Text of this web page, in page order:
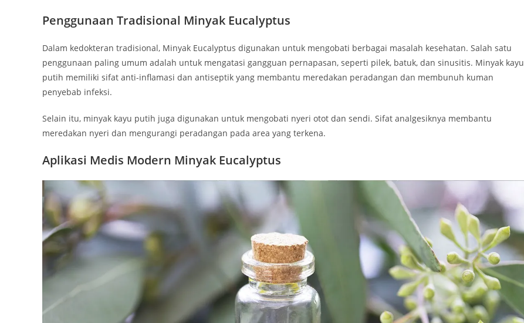
Penggunaan Tradisional Minyak Eucalyptus
Dalam kedokteran tradisional, Minyak Eucalyptus digunakan untuk mengobati berbagai masalah kesehatan. Salah satu
penggunaan paling umum adalah untuk mengatasi gangguan pernapasan, seperti pilek, batuk, dan sinusitis. Minyak kayu
putih memiliki sifat anti-inflamasi dan antiseptik yang membantu meredakan peradangan dan membunuh kuman
penyebab infeksi.
Selain itu, minyak kayu putih juga digunakan untuk mengobati nyeri otot dan sendi. Sifat analgesiknya membantu
meredakan nyeri dan mengurangi peradangan pada area yang terkena.
Aplikasi Medis Modern Minyak Eucalyptus